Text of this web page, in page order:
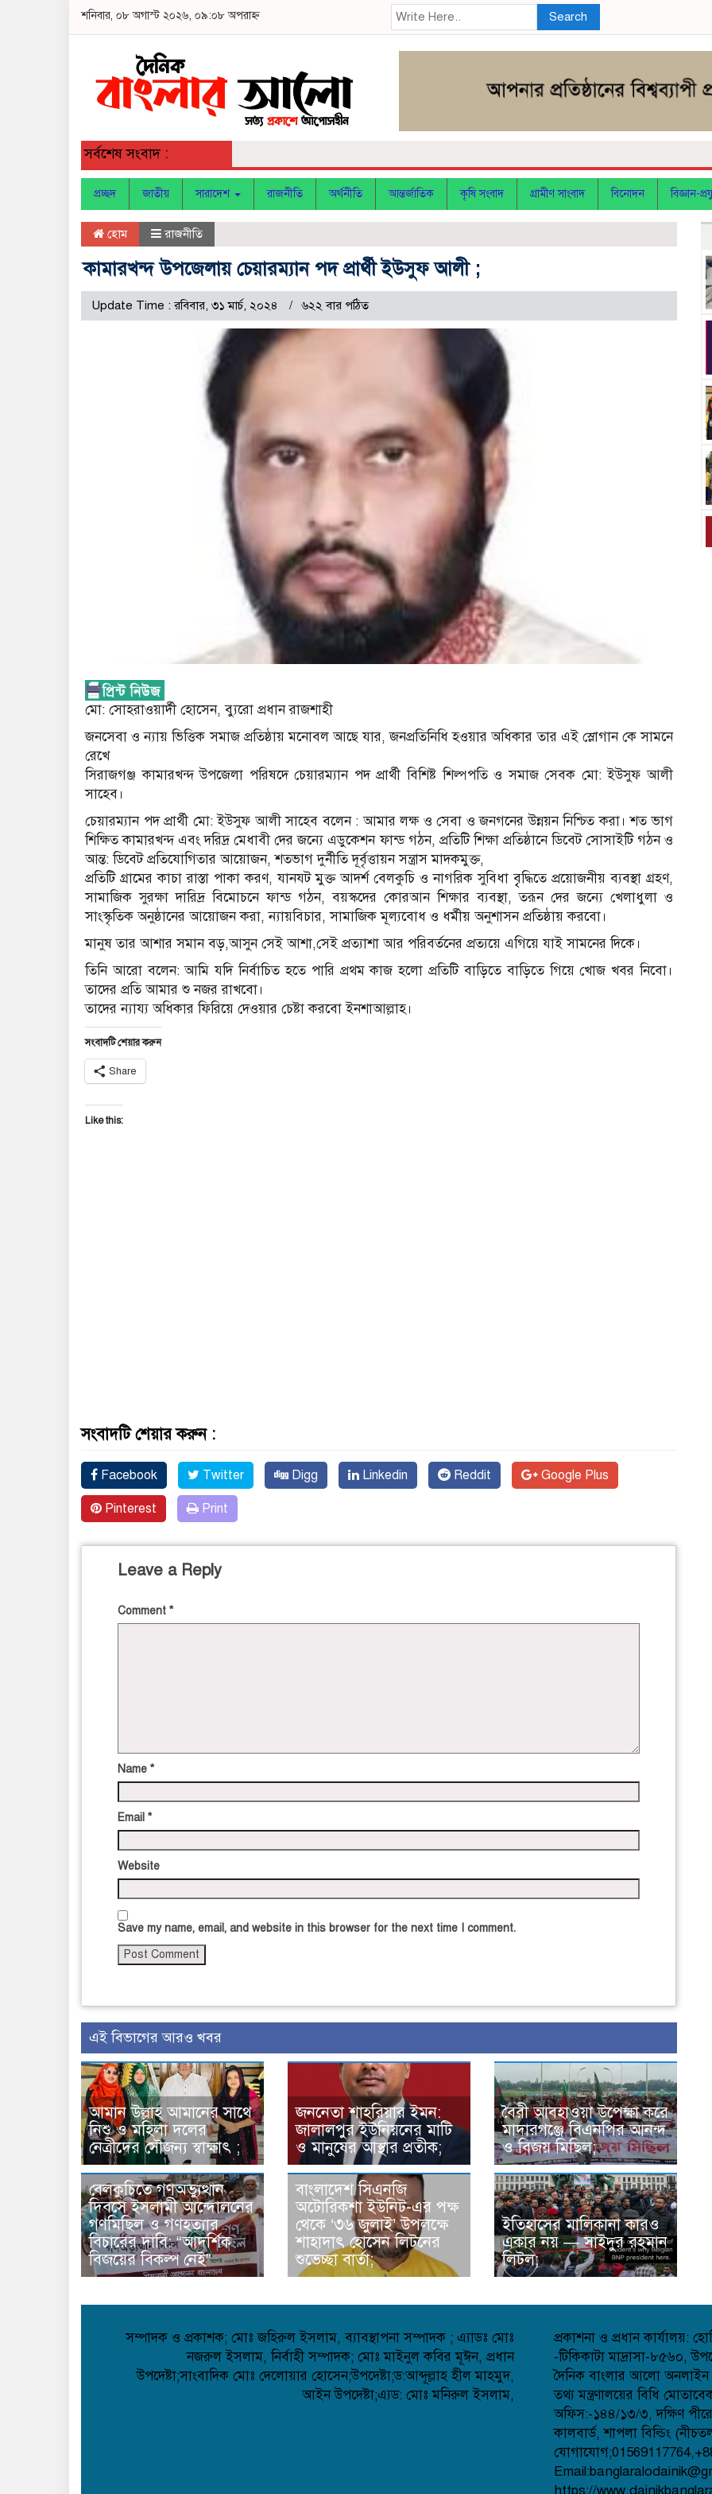
শনিবার, ০৮ অগাস্ট ২০২৬, ০৯:০৮ অপরাহ্ন Search
সর্বশেষ সংবাদ :
প্রচ্ছদ জাতীয় সারাদেশ রাজনীতি অর্থনীতি আন্তর্জাতিক কৃষি সংবাদ গ্রামীণ সাংবাদ বিনোদন বিজ্ঞান-
হোম রাজনীতি
কামারখন্দ উপজেলায় চেয়ারম্যান পদ প্রার্থী ইউসুফ আলী ;
Update Time : রবিবার, ৩১ মার্চ, ২০২৪ ৬২২ বার পঠিত
মো: সোহরাওয়ার্দী হোসেন, ব্যুরো প্রধান রাজশাহী
জনসেবা ও ন্যায় ভিত্তিক সমাজ প্রতিষ্ঠায় মনোবল আছে যার, জনপ্রতিনিধি হওয়ার অধিকার তার এই স্লোগান কে সামনে
রেখে
সিরাজগঞ্জ কামারখন্দ উপজেলা পরিষদে চেয়ারম্যান পদ প্রার্থী বিশিষ্ট শিল্পপতি ও সমাজ সেবক মো: ইউসুফ আলী
সাহেব।
চেয়ারম্যান পদ প্রার্থী মো: ইউসুফ আলী সাহেব বলেন : আমার লক্ষ ও সেবা ও জনগনের উন্নয়ন নিশ্চিত করা। শত ভাগ
শিক্ষিত কামারখন্দ এবং দরিদ্র মেধাবী দের জন্যে এডুকেশন ফান্ড গঠন, প্রতিটি শিক্ষা প্রতিষ্ঠানে ডিবেট সোসাইটি গঠন ও
আন্ত: ডিবেট প্রতিযোগিতার আয়োজন, শতভাগ দুর্নীতি দূর্বৃত্তায়ন সন্ত্রাস মাদকমুক্ত,
প্রতিটি গ্রামের কাচা রাস্তা পাকা করণ, যানযট মুক্ত আদর্শ বেলকুচি ও নাগরিক সুবিধা বৃৃদ্ধিতে প্রয়োজনীয় ব্যবস্থা গ্রহণ,
সামাজিক সুরক্ষা দারিদ্র বিমোচনে ফান্ড গঠন, বয়স্কদের কোরআন শিক্ষার ব্যবস্থা, তরূন দের জন্যে খেলাধুলা ও
সাংস্কৃতিক অনুষ্ঠানের আয়োজন করা, ন্যায়বিচার, সামাজিক মূল্যবোধ ও ধর্মীয় অনুশাসন প্রতিষ্ঠায় করবো।
মানুষ তার আশার সমান বড়,আসুন সেই আশা,সেই প্রত্যাশা আর পরিবর্তনের প্রত্যয়ে এগিয়ে যাই সামনের দিকে।
তিনি আরো বলেন: আমি যদি নির্বাচিত হতে পারি প্রথম কাজ হলো প্রতিটি বাড়িতে বাড়িতে গিয়ে খোজ খবর নিবো।
তাদের প্রতি আমার শু নজর রাখবো।
তাদের ন্যায্য অধিকার ফিরিয়ে দেওয়ার চেষ্টা করবো ইনশাআল্লাহ।
সংবাদটি শেয়ার করুন
Share
Like this:
সংবাদটি শেয়ার করুন :
Facebook Twitter Digg Linkedin Reddit Google Plus
Pinterest Print
Leave a Reply
Comment *
Name *
Email *
Website
Save my name, email, and website in this browser for the next time I comment.
এই বিভাগের আরও খবর
আমান উল্লাহ আমানের সাথে
নিশু ও মহিলা দলের
নেত্রীদের সৌজন্য স্বাক্ষাৎ ;
জননেতা শাহরিয়ার ইমন:
জালালপুর ইউনিয়নের মাটি
ও মানুষের আস্থার প্রতীক;
বৈরী আবহাওয়া উপেক্ষা করে
মাদারগঞ্জে বিএনপির আনন্দ
ও বিজয় মিছিল;
বেলকুচিতে গণঅভ্যুত্থান
দিবসে ইসলামী আন্দোলনের
গণমিছিল ও গণহত্যার
বিচারের দাবি: “আদর্শিক
বিজয়ের বিকল্প নেই”
বাংলাদেশ সিএনজি
অটোরিকশা ইউনিট-এর পক্ষ
থেকে ‘৩৬ জুলাই’ উপলক্ষে
শাহাদাৎ হোসেন লিটনের
শুভেচ্ছা বার্তা;
ইতিহাসের মালিকানা কারও
একার নয় — সাইদুর রহমান
লিটল;
সম্পাদক ও প্রকাশক; মোঃ জহিরুল ইসলাম, ব্যাবস্থাপনা সম্পাদক ; এ্যাডঃ মোঃ
নজরুল ইসলাম, নির্বাহী সম্পাদক; মোঃ মাইনুল কবির মূঈন, প্রধান
উপদেষ্টা;সাংবাদিক মোঃ দেলোয়ার হোসেন;উপদেষ্টা;ড:আব্দূল্লাহ হীল মাহমুদ,
আইন উপদেষ্টা;এ্যড: মোঃ মনিরুল ইসলাম,
প্রকাশনা ও প্রধান কার্যালয়:
-টিকিকাটা মাদ্রাসা-৮৫৬০,
দৈনিক বাংলার আলো অনলাইন
তথ্য মন্ত্রণালয়ের বিধি
অফিস:-১৪৪/১৩/৩, দক্ষিণ
কালবার্ড, শাপলা বিল্ডিং
https://